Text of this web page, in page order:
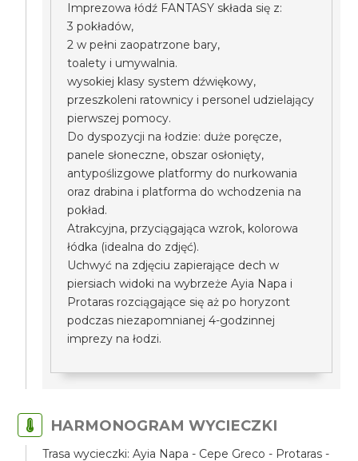
Imprezowa łódź FANTASY składa się z:
3 pokładów,
2 w pełni zaopatrzone bary,
toalety i umywalnia.
wysokiej klasy system dźwiękowy,
przeszkoleni ratownicy i personel udzielający
pierwszej pomocy.
Do dyspozycji na łodzie: duże poręcze,
panele słoneczne, obszar osłonięty,
antypoślizgowe platformy do nurkowania
oraz drabina i platforma do wchodzenia na
pokład.
Atrakcyjna, przyciągająca wzrok, kolorowa
łódka (idealna do zdjęć).
Uchwyć na zdjęciu zapierające dech w
piersiach widoki na wybrzeże Ayia Napa i
Protaras rozciągające się aż po horyzont
podczas niezapomnianej 4-godzinnej
imprezy na łodzi.
HARMONOGRAM WYCIECZKI
Trasa wycieczki: Ayia Napa - Cepe Greco - Protaras -